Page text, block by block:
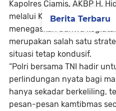
Kapolres Ciamis, AKBP H.
melalui Kapolsek Rancah,
menegaskan bahwa
merupakan salah satu
situasi tetap kondusif.
“Polri bersama TNI hadir
perlindungan nyata bagi
hanya sekadar berkeliling,
pesan-pesan kamtibmas
Berita Terbaru